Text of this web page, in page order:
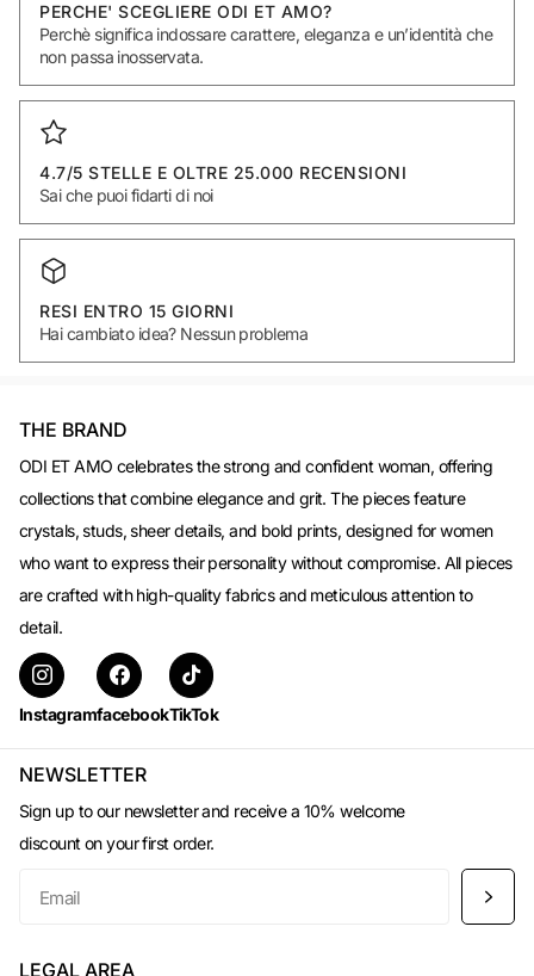
PERCHE' SCEGLIERE ODI ET AMO?
Perchè significa indossare carattere, eleganza e un’identità che
non passa inosservata.
4.7/5 STELLE E OLTRE 25.000 RECENSIONI
Sai che puoi fidarti di noi
RESI ENTRO 15 GIORNI
Hai cambiato idea? Nessun problema
THE BRAND
ODI ET AMO celebrates the strong and confident woman, offering
collections that combine elegance and grit. The pieces feature
crystals, studs, sheer details, and bold prints, designed for women
who want to express their personality without compromise. All pieces
are crafted with high-quality fabrics and meticulous attention to
detail.
InstagramfacebookTikTok
NEWSLETTER
Sign up to our newsletter and receive a 10% welcome
discount on your first order.
LEGAL AREA